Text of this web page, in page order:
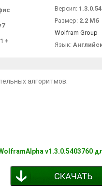
+
Версия:
Размер: 2.2 Мб
Wolfram Group
Язык:
алгоритмов.
v1.3.0.5403760